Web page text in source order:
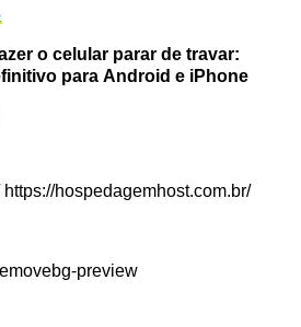
o celular parar de travar:
para Android e iPhone